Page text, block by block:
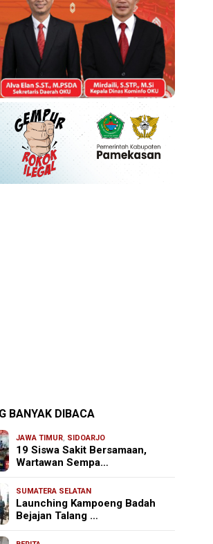
BANYAK DIBACA
JAWA TIMUR, SIDOARJO
19 Siswa Sakit Bersamaan,
Wartawan Sempa…
SUMATERA SELATAN
Launching Kampoeng Badah
Bejajan Talang …